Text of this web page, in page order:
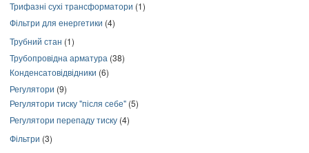
Трифазні сухі трансформатори (1)
Фільтри для енергетики (4)
Трубний стан (1)
Трубопровідна арматура (38)
Конденсатовідвідники (6)
Регулятори (9)
Регулятори тиску "після себе" (5)
Регулятори перепаду тиску (4)
Фільтри (3)